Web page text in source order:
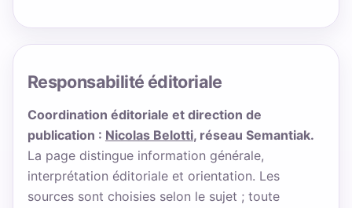
Responsabilité éditoriale
Coordination éditoriale et direction de
publication : Nicolas Belotti, réseau Semantiak.
La page distingue information générale,
interprétation éditoriale et orientation. Les
sources sont choisies selon le sujet ; toute